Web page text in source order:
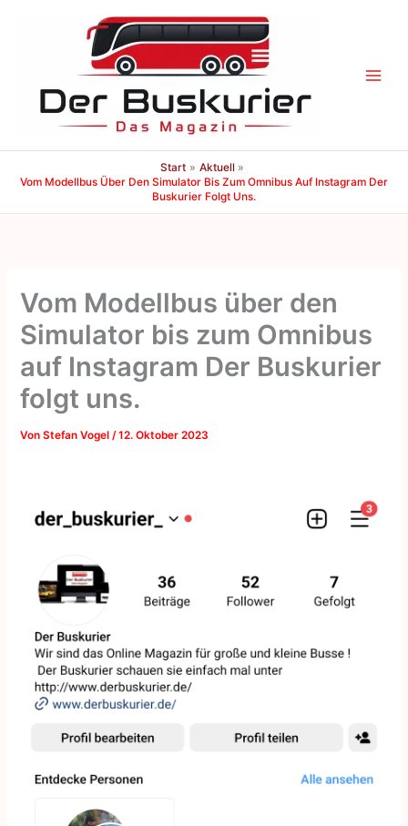
Start
Aktuell
Vom Modellbus Über Den Simulator Bis Zum Omnibus Auf Instagram Der
Buskurier Folgt Uns.
Vom Modellbus über den
Simulator bis zum Omnibus
auf Instagram Der Buskurier
folgt uns.
VonStefan Vogel/12. Oktober 2023